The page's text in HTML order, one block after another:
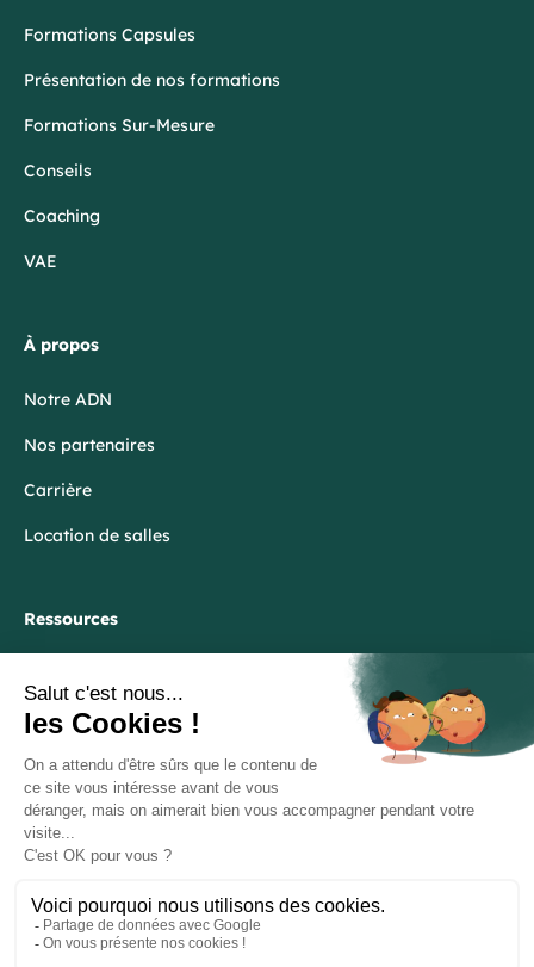
Formations Capsules
Présentation de nos formations
Formations Sur-Mesure
Conseils
Coaching
VAE
À propos
Notre ADN
Nos partenaires
Carrière
Location de salles
Ressources
FAQ
Lexique
Politique de Confidentialité
Mentions Légales
Plan du site